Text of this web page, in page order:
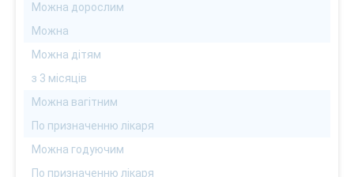
Можна дорослим
Можна
Можна дітям
з 3 місяців
Можна вагітним
По призначенню лікаря
Можна годуючим
По призначенню лікаря